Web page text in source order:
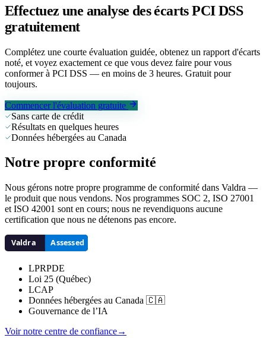
Effectuez une analyse des écarts PCI DSS
gratuitement
Complétez une courte évaluation guidée, obtenez un rapport d'écarts
noté, et voyez exactement ce que vous devez faire pour vous
conformer à PCI DSS — en moins de 3 heures. Gratuit pour
toujours.
Commencer l'évaluation gratuite
Sans carte de crédit
Résultats en quelques heures
Données hébergées au Canada
Notre propre conformité
Nous gérons notre propre programme de conformité dans Valdra —
le produit que nous vendons. Nos programmes SOC 2, ISO 27001
et ISO 42001 sont en cours; nous ne revendiquons aucune
certification que nous ne détenons pas encore.
LPRPDE
Loi 25 (Québec)
LCAP
Données hébergées au Canada 🇨🇦
Gouvernance de l’IA
Voir notre centre de confiance→